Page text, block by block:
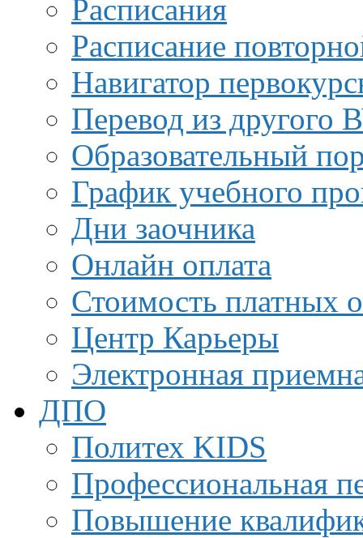
Расписания
Расписание
Навигатор
Перевод из другого
Образовательный
График учебного
Дни заочника
Онлайн оплата
Стоимость платных
Центр Карьеры
Электронная
ДПО
Политех KIDS
Профессиональная
Повышение